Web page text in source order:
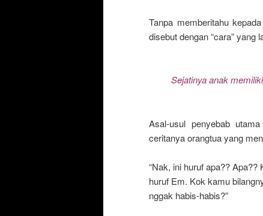
Tanpa memberitahu
disebut dengan “cara” yang
Sejatinya anak
Asal-usul penyebab
ceritanya orangtua yang
“Nak, ini huruf apa??
huruf Em. Kok kamu
nggak habis-habis?”